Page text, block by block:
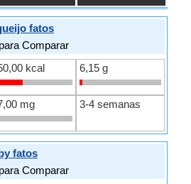
fatos
Comparar
kcal 6,15 g
mg 3-4 semanas
fatos
Comparar